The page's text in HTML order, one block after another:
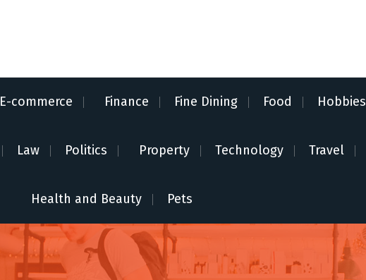
E-commerce Finance Fine Dining Food Hobbies
Law Politics Property Technology Travel
Health and Beauty Pets